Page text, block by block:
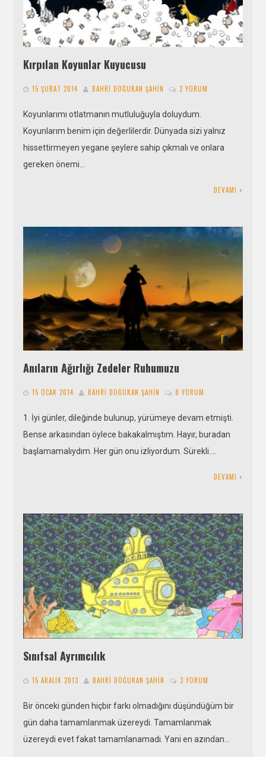
Kırpılan Koyunlar Kuyucusu
15 ŞUBAT 2014 BAHRI DOĞUKAN ŞAHIN 2 YORUM
Koyunlarımı otlatmanın mutluluğuyla doluydum.
Koyunlarım benim için değerlilerdir. Dünyada sizi yalnız
hissettirmeyen yegane şeylere sahip çıkmalı ve onlara
gereken önemi…
DEVAMI
Anıların Ağırlığı Zedeler Ruhumuzu
15 OCAK 2014 BAHRI DOĞUKAN ŞAHIN 8 YORUM
1. İyi günler, dileğinde bulunup, yürümeye devam etmişti.
Bense arkasından öylece bakakalmıştım. Hayır, buradan
başlamamalıydım. Her gün onu izliyordum. Sürekli….
DEVAMI
Sınıfsal Ayrımcılık
15 ARALIK 2013 BAHRI DOĞUKAN ŞAHIN 3 YORUM
Bir önceki günden hiçbir farkı olmadığını düşündüğüm bir
gün daha tamamlanmak üzereydi. Tamamlanmak
üzereydi evet fakat tamamlanamadı. Yani en azından…